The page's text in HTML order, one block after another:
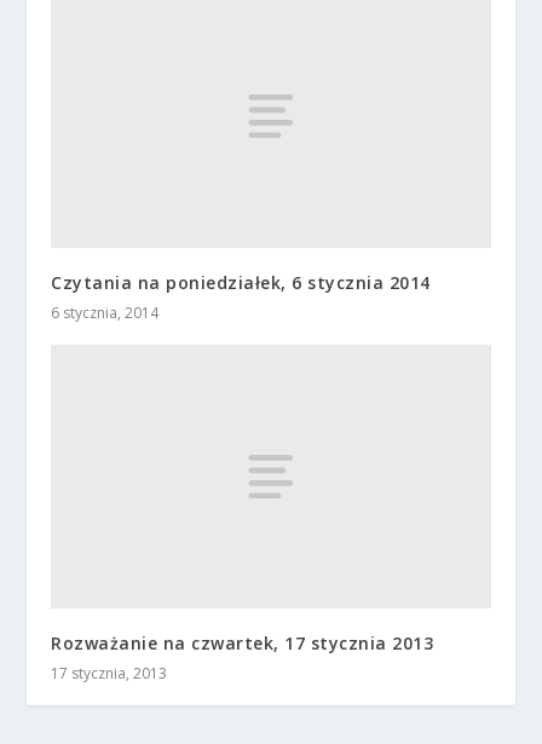
Czytania na poniedziałek, 6 stycznia 2014
6 stycznia, 2014
Rozważanie na czwartek, 17 stycznia 2013
17 stycznia, 2013